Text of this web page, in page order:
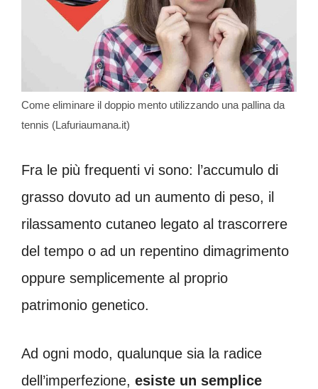
Come eliminare il doppio mento utilizzando una pallina da
tennis (Lafuriaumana.it)
Fra le più frequenti vi sono: l’accumulo di
grasso dovuto ad un aumento di peso, il
rilassamento cutaneo legato al trascorrere
del tempo o ad un repentino dimagrimento
oppure semplicemente al proprio
patrimonio genetico.
Ad ogni modo, qualunque sia la radice
dell’imperfezione, esiste un semplice